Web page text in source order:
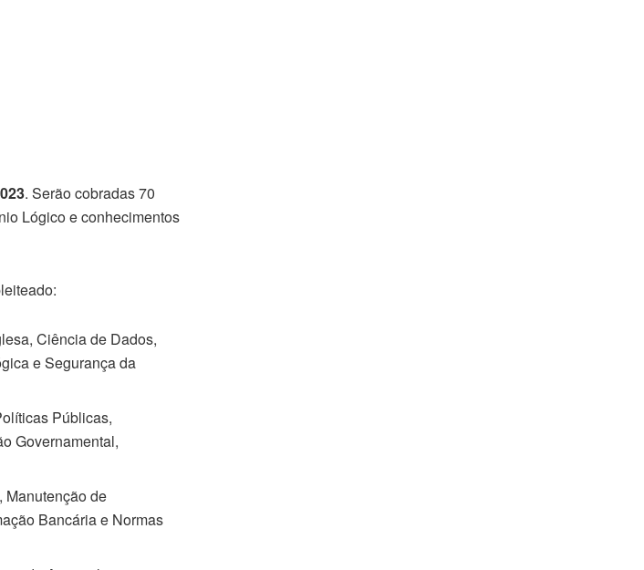
. Serão cobradas 70
Lógico e conhecimentos
Ciência de Dados,
e Segurança da
Públicas,
Governamental,
Manutenção de
Bancária e Normas